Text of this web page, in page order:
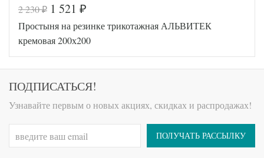
Код товара
516-605
Артикул
AL460704
8009314
Ткань
200х200
(на
Производитель
АльВиТек
2 230₽ 1 521 ₽
Простыня на резинке трикотажная АЛЬВИТЕК
кремовая 200х200
ПОДПИСАТЬСЯ!
Узнавайте первым о новых акциях, скидках и распродажах!
ПОЛУЧАТЬ РАССЫЛКУ